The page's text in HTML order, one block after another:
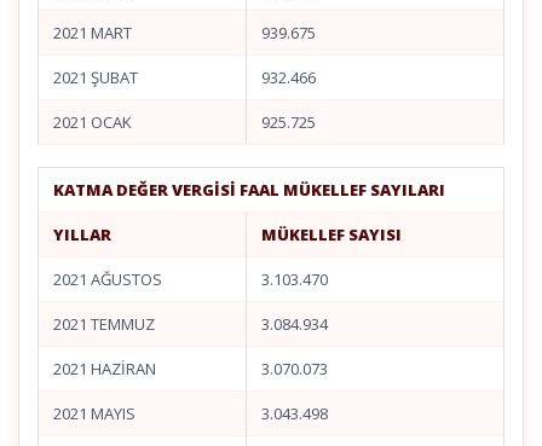
2021 MART 939.675
2021 ŞUBAT 932.466
2021 OCAK 925.725
KATMA DEĞER VERGİSİ FAAL MÜKELLEF SAYILARI
YILLAR MÜKELLEF SAYISI
2021 AĞUSTOS 3.103.470
2021 TEMMUZ 3.084.934
2021 HAZİRAN 3.070.073
2021 MAYIS 3.043.498